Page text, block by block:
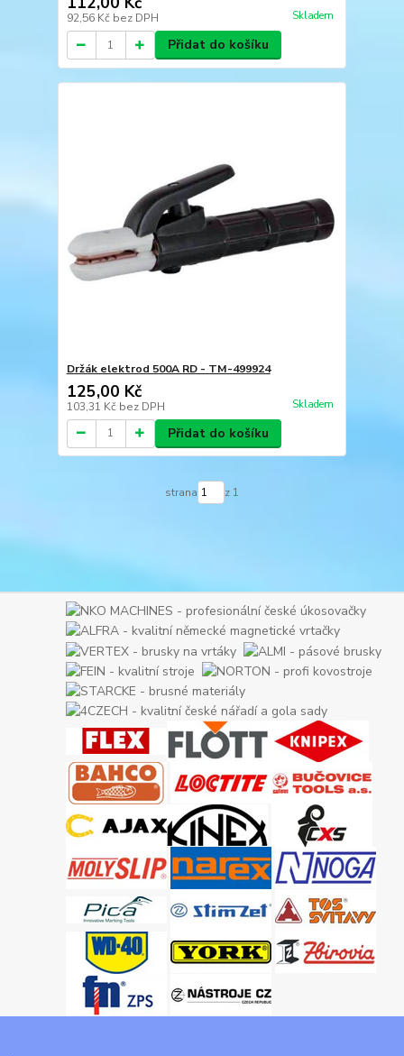
92,56 Kč bez DPH Skladem
Přidat do košíku
Držák elektrod 500A RD - TM-499924
125,00 Kč
103,31 Kč bez DPH Skladem
Přidat do košíku
strana z 1